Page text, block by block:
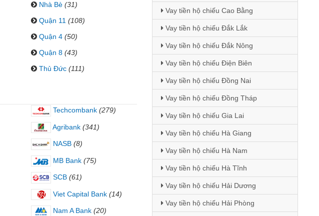
Nhà Bè (31)
Quận 11 (108)
Quận 4 (50)
Quận 8 (43)
Thủ Đức (111)
Techcombank (279)
Agribank (341)
NASB (8)
MB Bank (75)
SCB (61)
Viet Capital Bank (14)
Nam A Bank (20)
Vay tiền hộ chiếu Cao Bằng
Vay tiền hộ chiếu Đắk Lắk
Vay tiền hộ chiếu Đắk Nông
Vay tiền hộ chiếu Điện Biên
Vay tiền hộ chiếu Đồng Nai
Vay tiền hộ chiếu Đồng Tháp
Vay tiền hộ chiếu Gia Lai
Vay tiền hộ chiếu Hà Giang
Vay tiền hộ chiếu Hà Nam
Vay tiền hộ chiếu Hà Tĩnh
Vay tiền hộ chiếu Hải Dương
Vay tiền hộ chiếu Hải Phòng